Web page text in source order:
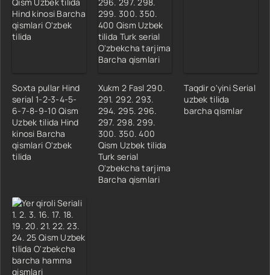
Soxta pullar Hind
serial 1-2-3-4-5-
6-7-8-9-10 Qism
Uzbek tilida Hind
kinosi Barcha
qismlari O'zbek
tilida
Xukm 2 Fasl 290.
291. 292. 293.
294. 295. 296.
297. 298. 299.
300. 350. 400
Qism Uzbek tilida
Turk serial
O'zbekcha tarjima
Barcha qismlari
Taqdir o'yini Serial
uzbek tilida
barcha qismlar